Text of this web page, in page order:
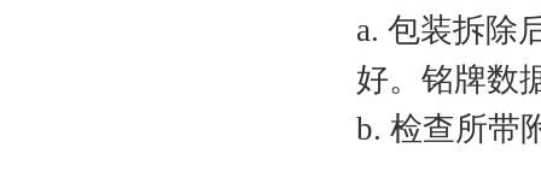
a. 包装拆除
好。铭牌数
b. 检查所带